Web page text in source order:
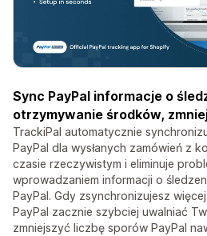
Sync PayPal informacje o
otrzymywanie środków,
TrackiPal automatycznie
PayPal dla wysłanych zamówień z
czasie rzeczywistym i eliminuje
wprowadzaniem informacji o
PayPal. Gdy zsynchronizujesz
PayPal zacznie szybciej uwalniać
zmniejszyć liczbę sporów PayPal